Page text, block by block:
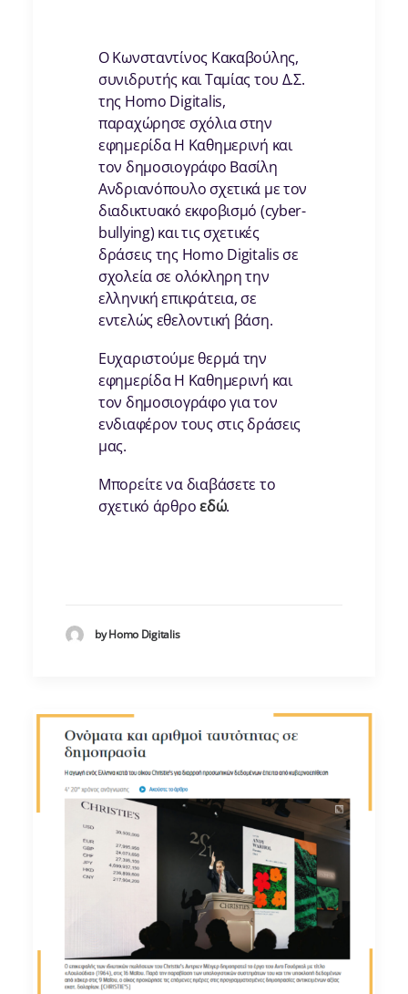
Ο Κωνσταντίνος Κακαβούλης,
συνιδρυτής και Ταμίας του Δ.Σ.
της Homo Digitalis,
παραχώρησε σχόλια στην
εφημερίδα Η Καθημερινή και
τον δημοσιογράφο Βασίλη
Ανδριανόπουλο σχετικά με τον
διαδικτυακό εκφοβισμό (cyber-
bullying) και τις σχετικές
δράσεις της Homo Digitalis σε
σχολεία σε ολόκληρη την
ελληνική επικράτεια, σε
εντελώς εθελοντική βάση.
Ευχαριστούμε θερμά την
εφημερίδα Η Καθημερινή και
τον δημοσιογράφο για τον
ενδιαφέρον τους στις δράσεις
μας.
Μπορείτε να διαβάσετε το
σχετικό άρθροεδώ.
by Homo Digitalis